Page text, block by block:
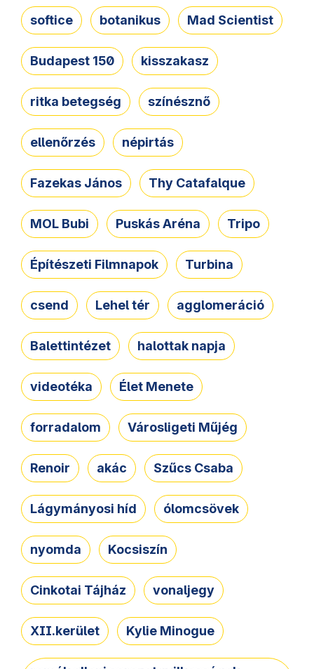
softice botanikus Mad Scientist
Budapest 150 kisszakasz
ritka betegség színésznő
ellenőrzés népirtás
Fazekas János Thy Catafalque
MOL Bubi Puskás Aréna Tripo
Építészeti Filmnapok Turbina
csend Lehel tér agglomeráció
Balettintézet halottak napja
videotéka Élet Menete
forradalom Városligeti Műjég
Renoir akác Szűcs Csaba
Lágymányosi híd ólomcsövek
nyomda Kocsiszín
Cinkotai Tájház vonaljegy
XII.kerület Kylie Minogue